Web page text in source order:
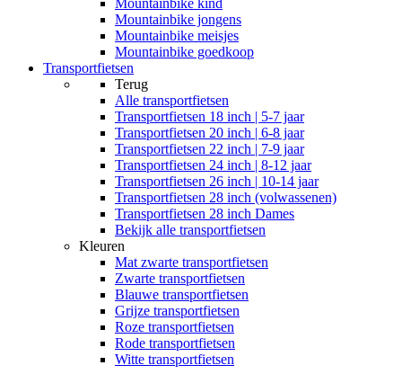
Mountainbike kind
Mountainbike jongens
Mountainbike meisjes
Mountainbike goedkoop
Transportfietsen
Terug
Alle transportfietsen
Transportfietsen 18 inch | 5-7 jaar
Transportfietsen 20 inch | 6-8 jaar
Transportfietsen 22 inch | 7-9 jaar
Transportfietsen 24 inch | 8-12 jaar
Transportfietsen 26 inch | 10-14 jaar
Transportfietsen 28 inch (volwassenen)
Transportfietsen 28 inch Dames
Bekijk alle transportfietsen
Kleuren
Mat zwarte transportfietsen
Zwarte transportfietsen
Blauwe transportfietsen
Grijze transportfietsen
Roze transportfietsen
Rode transportfietsen
Witte transportfietsen